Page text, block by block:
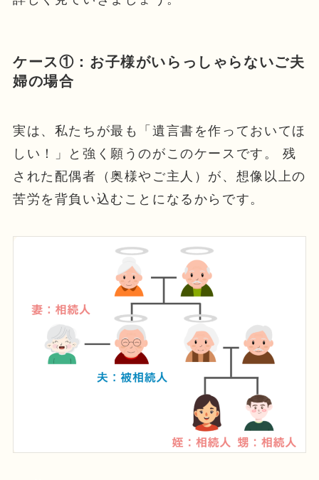
ケース①：お子様がいらっしゃらないご夫
婦の場合
実は、私たちが最も「遺言書を作っておいてほ
しい！」と強く願うのがこのケースです。 残
された配偶者（奥様やご主人）が、想像以上の
苦労を背負い込むことになるからです。